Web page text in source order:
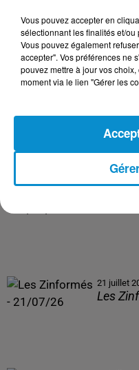
Les
21 juillet
Les
Vous pouvez accepter en
sélectionnant les finalités et/
Vous pouvez également
accepter". Vos préférences ne
pouvez mettre à jour vos
moment via le lien "Gérer les